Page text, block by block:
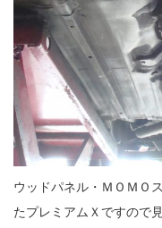
ウッドパネル・ＭＯＭＯ
たプレミアムＸですので